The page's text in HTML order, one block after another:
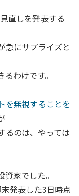
直しを発表する
急にサプライズと
わけです。
を無視することを
るのは、やっては
家でした。
発表した3日時点